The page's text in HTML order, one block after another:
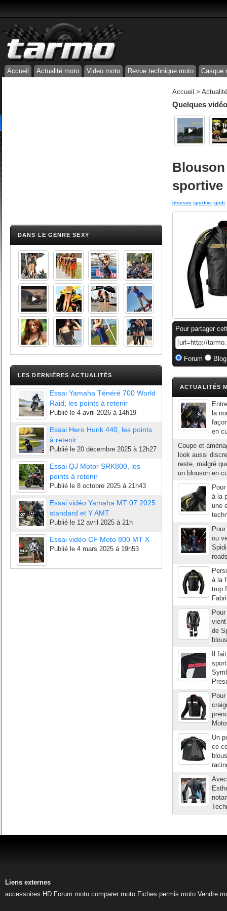
Accueil Actualité moto Video moto Revue technique moto Casque
DANS LE GENRE SEXY
LES DERNIÈRES ACTUALITÉS
Essai Yamaha Ténéré 700 World
Raid, les points à retenir
Publié le 4 avril 2026 à 14h19
Essai Hero Hunk 440, les points
à retenir
Publié le 20 décembre 2025 à 12h27
Essai QJ Motor SRK800, les
points à retenir
Publié le 8 octobre 2025 à 21h43
Essai vidéo Yamaha MT 07 2025
standard et Y AMT
Publié le 12 avril 2025 à 21h
Essai vidéo CF Moto 800 MT X
Publié le 4 mars 2025 à 19h53
Accueil >
Quelques
sportive
blouson sportive spidi
Pour partager
Forum
ACTUALITÉS
la
en
Coupe et
look aussi
reste, malgré
un blouson en
à la
une
ou
à la
trop
de
Il
Un
ce
Liens externes
accessoires HD Forum moto comparer moto Fiches permis moto Vendre